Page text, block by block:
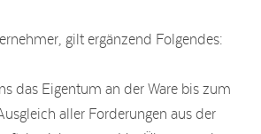
gilt ergänzend Folgendes:
das Eigentum an der Ware bis zum
aller Forderungen aus der